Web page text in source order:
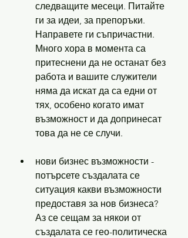
следващите месеци. Питайте
ги за идеи, за препоръки.
Направете ги съпричастни.
Много хора в момента са
притеснени да не останат без
работа и вашите служители
няма да искат да са едни от
тях, особено когато имат
възможност и да допринесат
това да не се случи.
нови бизнес възможности -
потърсете създалата се
ситуация какви възможности
предоставя за нов бизнеса?
Аз се сещам за някои от
създалата се гео-политическа